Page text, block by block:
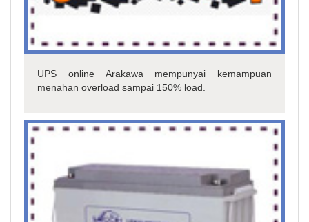
UPS online Arakawa mempunyai kemampuan
menahan overload sampai 150% load.